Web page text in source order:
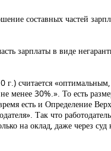
составных частей
зарплаты в виде
считается «оптимальным,
менее 30%.». То есть
есть и Определение
Так что
на оклад, даже через